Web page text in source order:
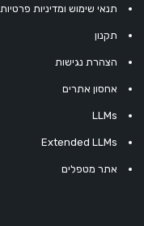
תנאי שימוש ומדיניות פרטיות
תקנון
הצהרת נגישות
אחסון אתרים
LLMs
Extended LLMs
אתר מטפלים